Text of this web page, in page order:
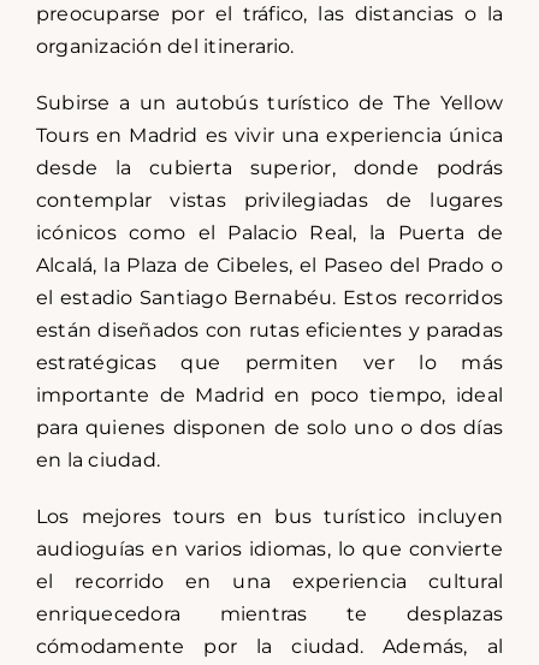
preocuparse por el tráfico, las distancias o la
organización del itinerario.
Subirse a un autobús turístico de The Yellow
Tours en Madrid es vivir una experiencia única
desde la cubierta superior, donde podrás
contemplar vistas privilegiadas de lugares
icónicos como el Palacio Real, la Puerta de
Alcalá, la Plaza de Cibeles, el Paseo del Prado o
el estadio Santiago Bernabéu. Estos recorridos
están diseñados con rutas eficientes y paradas
estratégicas que permiten ver lo más
importante de Madrid en poco tiempo, ideal
para quienes disponen de solo uno o dos días
en la ciudad.
Los mejores tours en bus turístico incluyen
audioguías en varios idiomas, lo que convierte
el recorrido en una experiencia cultural
enriquecedora mientras te desplazas
cómodamente por la ciudad. Además, al